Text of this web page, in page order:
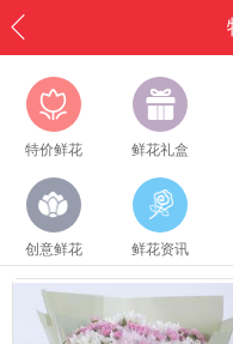
特价鲜花 鲜花礼盒
创意鲜花 鲜花资讯